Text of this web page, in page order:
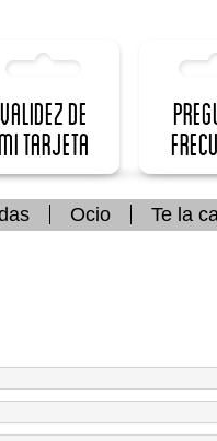
Validez de
Tarjeta
Ocio Te la